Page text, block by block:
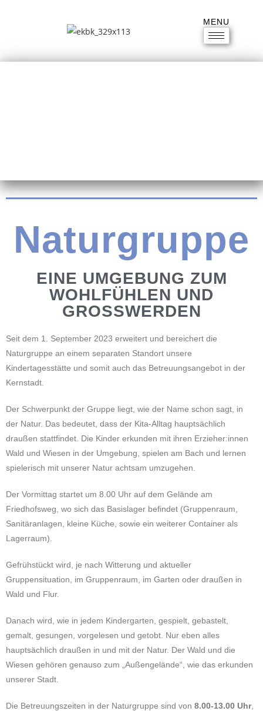
MENU
Naturgruppe
EINE UMGEBUNG ZUM
WOHLFÜHLEN UND
GROSSWERDEN
Seit dem 1. September 2023 erweitert und bereichert die
Naturgruppe an einem separaten Standort unsere
Kindertagesstätte und somit auch das Betreuungsangebot in der
Kernstadt.
Der Schwerpunkt der Gruppe liegt, wie der Name schon sagt, in
der Natur. Das bedeutet, dass der Kita-Alltag hauptsächlich
draußen stattfindet. Die Kinder erkunden mit ihren Erzieher:innen
Wald und Wiesen in der Umgebung, spielen am Bach und lernen
spielerisch mit unserer Natur achtsam umzugehen.
Der Vormittag startet um 8.00 Uhr auf dem Gelände am
Friedhofsweg, wo sich das Basislager befindet (Gruppenraum,
Sanitäranlagen, kleine Küche, sowie ein weiterer Container als
Lagerraum).
Gefrühstückt wird, je nach Witterung und aktueller
Gruppensituation, im Gruppenraum, im Garten oder draußen in
Wald und Flur.
Danach wird, wie in jedem Kindergarten, gespielt, gebastelt,
gemalt, gesungen, vorgelesen und getobt. Nur eben alles
hauptsächlich draußen in und mit der Natur. Der Wald und die
Wiesen gehören genauso zum „Außengelände“, wie das erkunden
unserer Stadt.
Die Betreuungszeiten in der Naturgruppe sind von 8.00-13.00 Uhr,